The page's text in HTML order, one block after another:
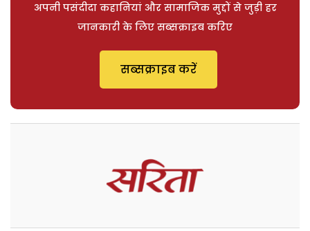
अपनी पसंदीदा कहानियां और सामाजिक मुद्दों से जुड़ी हर
जानकारी के लिए सब्सक्राइब करिए
सब्सक्राइब करें